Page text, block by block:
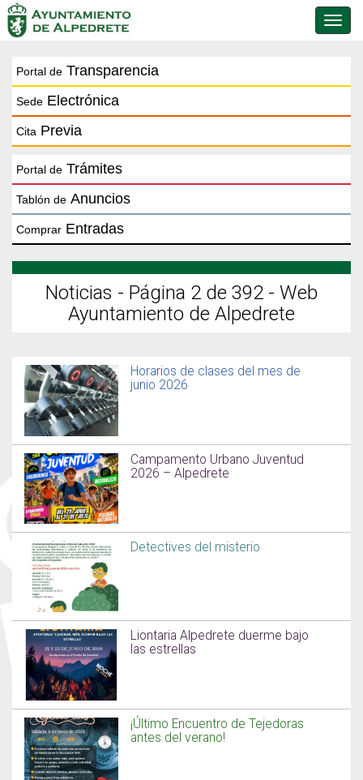
de
Portal de Transparencia
Sede Electrónica
Cita Previa
Portal de Trámites
Tablón de Anuncios
Comprar Entradas
Noticias - Página 2 de 392 - Web
Ayuntamiento de Alpedrete
Horarios de clases del mes de
junio 2026
Campamento Urbano Juventud
2026 – Alpedrete
Detectives del misterio
Liontaria Alpedrete duerme bajo
las estrellas
¡Último Encuentro de Tejedoras
antes del verano!